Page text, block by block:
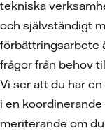
tekniska
och självständigt
förbättringsarbete
frågor från behov
Vi ser att du har
i en
meriterande om